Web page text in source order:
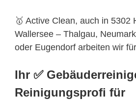
🥇 Active Clean, auch in 5302
Wallersee – Thalgau,
oder Eugendorf arbeiten wir
Ihr ✅
Reinigungsprofi für